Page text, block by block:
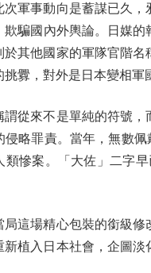
事動向是蓄謀已久，邪
欺騙國內外輿論。日媒
於其他國家的軍隊官階
釁，對外是日本變相軍
來不是單純的符號，而
侵略罪責。當年，無數
類慘案。「大佐」二字
場精心包裝的銜級修改
新植入日本社會，企圖淡